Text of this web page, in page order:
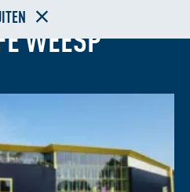
HUREN BIJ
WEESP